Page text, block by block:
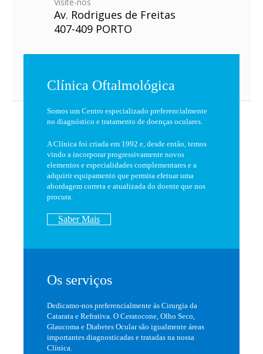
Visite-nos
Av. Rodrigues de Freitas
407-409 PORTO
Clínica Oftalmológica
Somos um Centro especializado preferencialmente
no diagnóstico e tratamento de doenças oculares.
A Clínica foi criada em 1992 e, desde então, temos
vindo a incorporar progressivamente novos
elementos e especialidades complementares e a
adquirir equipamento que permita efetuar uma
abordagem correta e atualizada do doente que nos
procura.
Saber Mais
Os serviços
Dedicamo-nos preferencialmente às Cirurgia da
Catarata e Refrativa. O Ceratocone, Olho Seco,
Glaucoma e Diabetes Ocular são igualmente áreas
importantes diagnosticadas e tratadas na nossa
Clínica.